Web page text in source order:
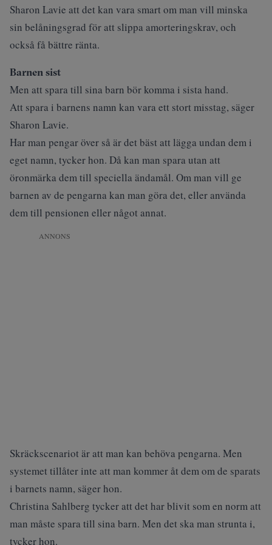
Sharon Lavie att det kan vara smart om man vill minska
sin belåningsgrad för att slippa amorteringskrav, och
också få bättre ränta.
Barnen sist
Men att spara till sina barn bör komma i sista hand.
Att spara i barnens namn kan vara ett stort misstag, säger
Sharon Lavie.
Har man pengar över så är det bäst att lägga undan dem i
eget namn, tycker hon. Då kan man spara utan att
öronmärka dem till speciella ändamål. Om man vill ge
barnen av de pengarna kan man göra det, eller använda
dem till pensionen eller något annat.
ANNONS
Skräckscenariot är att man kan behöva pengarna. Men
systemet tillåter inte att man kommer åt dem om de sparats
i barnets namn, säger hon.
Christina Sahlberg tycker att det har blivit som en norm att
man måste spara till sina barn. Men det ska man strunta i,
tycker hon.